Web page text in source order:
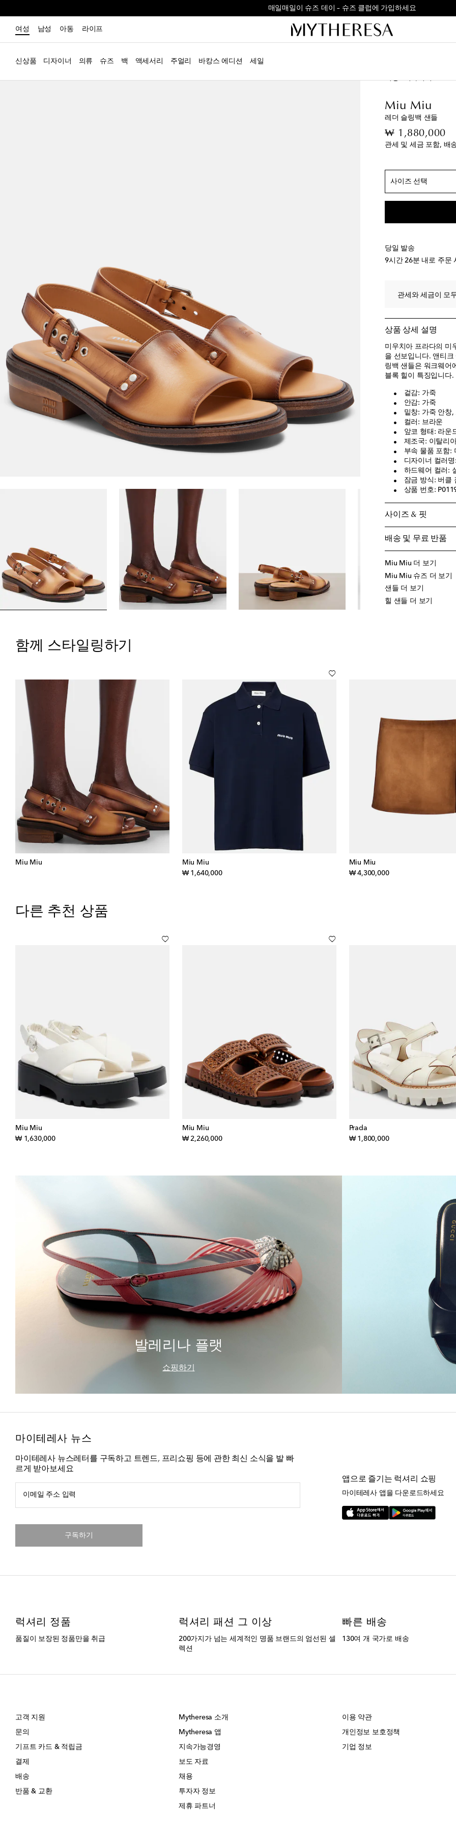
매일매일이 슈즈 데이 – 슈즈 클럽에 가입하세요
여성 남성 아동 라이프
신상품 디자이너 의류 슈즈 백 액세서리 주얼리 바캉스 에디션 세일
Miu Miu
레더 슬링백 샌들
₩ 1,880,000
관세 및 세금 포함, 배
사이즈 선택
EU 37 / KR 235 +
EU 37.5 / KR 240
EU 38 / KR 245 -
EU 38.5 / KR 245 +
EU 39.5 / KR 255 -
EU 40 / KR 255 +
EU 41 / KR 265 -
당일 발송
9시간 26분 내로 주문
관세와 세금이 모
상품 상세 설명
미우치아 프라다의 미
을 선보입니다. 앤티
링백 샌들은 워크웨어
블록 힐이 특징입니다.
겉감: 가죽
안감: 가죽
밑창: 가죽 안창,
컬러: 브라운
앞코 형태: 라운
제조국: 이탈리
부속 물품 포함:
디자이너 컬러
하드웨어 컬러:
잠금 방식: 버클
상품 번호:
사이즈 & 핏
배송 및 무료 반품
Miu Miu 더 보기
Miu Miu 슈즈 더 보기
샌들 더 보기
힐 샌들 더 보기
함께 스타일링하기
Miu Miu
Miu Miu
₩ 1,640,000original price
Miu Miu
₩ 4,300,000original price
다른 추천 상품
Miu Miu
₩ 1,630,000original price
Miu Miu
₩ 2,260,000original price
Prada
₩ 1,800,000original price
발레리나 플랫
쇼핑하기
마이테레사 뉴스
마이테레사 뉴스레터를 구독하고 트렌드, 프리쇼핑 등에 관한 최신 소식을 발 빠
르게 받아보세요
이메일 주소 입력
구독하기
앱으로 즐기는 럭셔리 쇼핑
마이테레사 앱을 다운로드하세요
럭셔리 정품
품질이 보장된 정품만을 취급
럭셔리 패션 그 이상
200가지가 넘는 세계적인 명품 브랜드의 엄선된 셀
렉션
빠른 배송
130여 개 국가로 배송
고객 지원
문의
기프트 카드 & 적립금
결제
배송
반품 & 교환
Mytheresa 소개
Mytheresa 앱
지속가능경영
보도 자료
채용
투자자 정보
제휴 파트너
이용 약관
개인정보 보호정책
기업 정보